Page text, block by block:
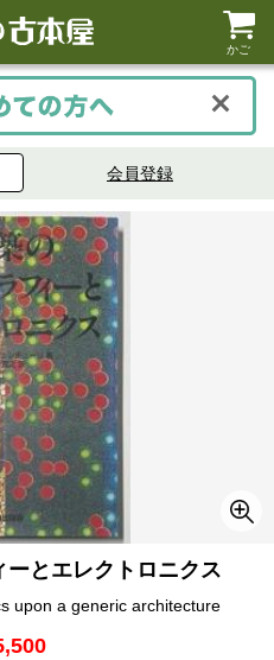
かご
会員登録
とエレクトロニクス
upon a generic architecture